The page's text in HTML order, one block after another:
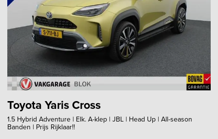
Toyota Yaris Cross
1.5 Hybrid Adventure | Elk. A-klep | JBL | Head Up | All-season
Banden | Prijs Rijklaar!!